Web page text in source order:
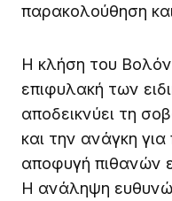
παρακολούθηση
Η κλήση του
επιφυλακή των
αποδεικνύει τη
και την ανάγκη
αποφυγή πιθανών
Η ανάληψη